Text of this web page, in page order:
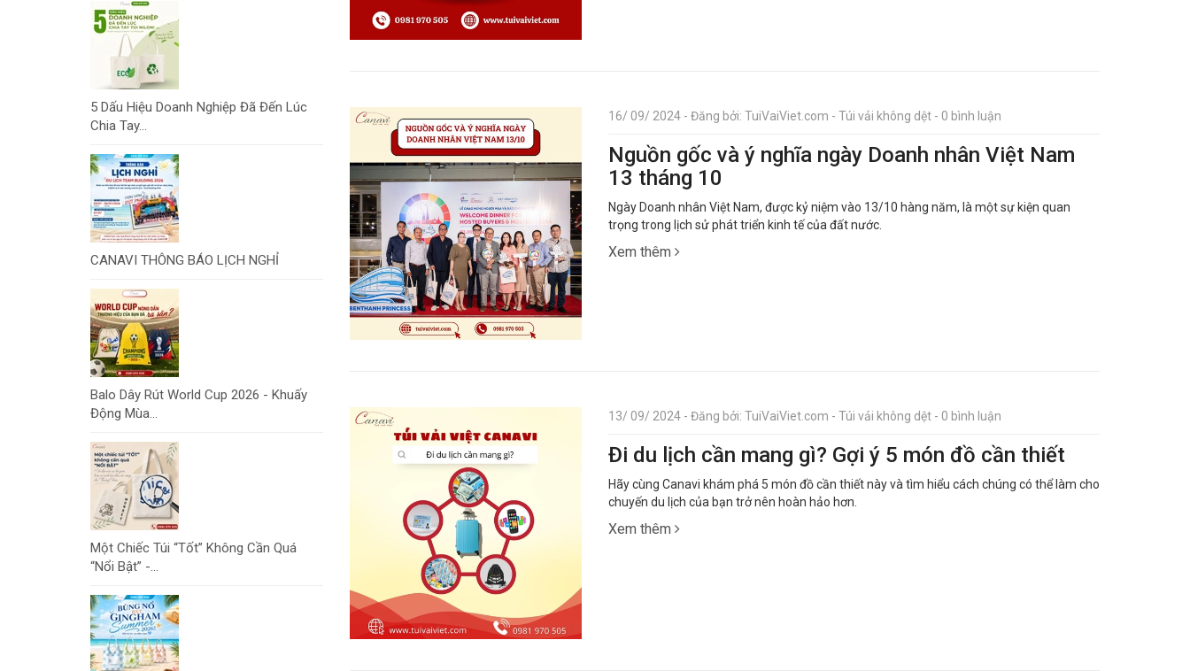
5 Dấu Hiệu Doanh Nghiệp Đã Đến Lúc
Chia Tay...
CANAVI THÔNG BÁO LỊCH NGHỈ
Balo Dây Rút World Cup 2026 - Khuấy
Động Mùa...
Một Chiếc Túi “Tốt” Không Cần Quá
“Nổi Bật” -...
16/ 09/ 2024 - Đăng bởi: TuiVaiViet.com - Túi vải không dệt - 0 bình luận
Nguồn gốc và ý nghĩa ngày Doanh nhân Việt Nam
13 tháng 10
Ngày Doanh nhân Việt Nam, được kỷ niệm vào 13/10 hàng năm, là một sự kiện quan
trọng trong lịch sử phát triển kinh tế của đất nước.
Xem thêm
13/ 09/ 2024 - Đăng bởi: TuiVaiViet.com - Túi vải không dệt - 0 bình luận
Đi du lịch cần mang gì? Gợi ý 5 món đồ cần thiết
Hãy cùng Canavi khám phá 5 món đồ cần thiết này và tìm hiểu cách chúng có thể làm cho
chuyến du lịch của bạn trở nên hoàn hảo hơn.
Xem thêm